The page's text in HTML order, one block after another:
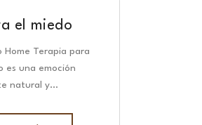
el miedo
Home Terapia para
es una emoción
natural y…